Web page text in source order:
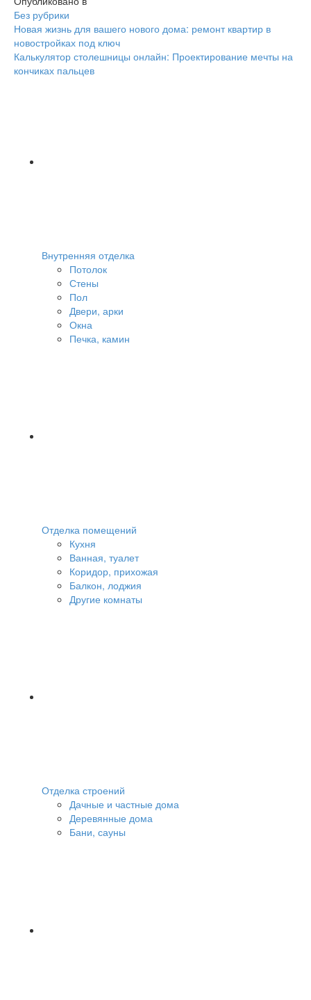
Без рубрики
Навигация
Новая жизнь для вашего нового дома: ремонт квартир в
новостройках под ключ
Калькулятор столешницы онлайн: Проектирование мечты на
кончиках пальцев
Внутренняя отделка
Потолок
Стены
Пол
Двери, арки
Окна
Печка, камин
Отделка помещений
Кухня
Ванная, туалет
Коридор, прихожая
Балкон, лоджия
Другие комнаты
Отделка строений
Дачные и частные дома
Деревянные дома
Бани, сауны